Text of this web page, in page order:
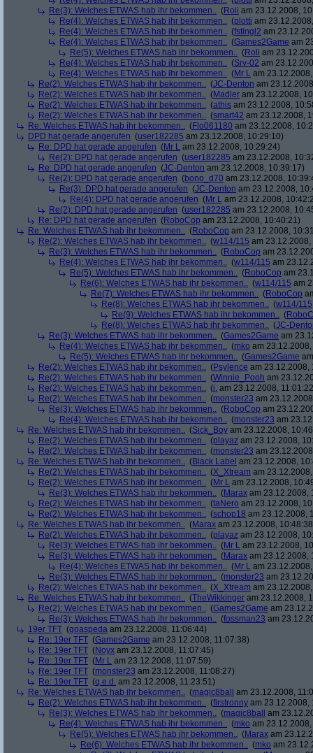
Re(3): Welches ETWAS hab ihr bekommen.. (Roli am 23.12.2008,
Re(4): Welches ETWAS hab ihr bekommen.. (plotti am
Re(4): Welches ETWAS hab ihr bekommen.. (fstingl2 am
Re(4): Welches ETWAS hab ihr bekommen.. (Games2Game am
Re(5): Welches ETWAS hab ihr bekommen.. (Roli am
Re(4): Welches ETWAS hab ihr bekommen.. (Srv-02 am
Re(4): Welches ETWAS hab ihr bekommen.. (Mr L am
Re(2): Welches ETWAS hab ihr bekommen.. (JC-Denton am
Re(2): Welches ETWAS hab ihr bekommen.. (Madler am 23.12.2008,
Re(2): Welches ETWAS hab ihr bekommen.. (athis am 23.12.2008,
Re(2): Welches ETWAS hab ihr bekommen.. (smart42 am 23.12.2008,
Re: Welches ETWAS hab ihr bekommen.. (Flo061180 am 23.12.2008,
DPD hat gerade angerufen (user182285 am 23.12.2008, 10:29:10)
Re: DPD hat gerade angerufen (Mr L am 23.12.2008, 10:29:24)
Re(2): DPD hat gerade angerufen (user182285 am 23.12.2008,
Re: DPD hat gerade angerufen (JC-Denton am 23.12.2008, 10:39:17)
Re(2): DPD hat gerade angerufen (bono_d70 am 23.12.2008,
Re(3): DPD hat gerade angerufen (JC-Denton am 23.12.2008,
Re(4): DPD hat gerade angerufen (Mr L am 23.12.2008,
Re(2): DPD hat gerade angerufen (user182285 am 23.12.2008,
Re: DPD hat gerade angerufen (RoboCop am 23.12.2008, 10:40:21)
Re: Welches ETWAS hab ihr bekommen.. (RoboCop am 23.12.2008,
Re(2): Welches ETWAS hab ihr bekommen.. (w114/115 am
Re(3): Welches ETWAS hab ihr bekommen.. (RoboCop am
Re(4): Welches ETWAS hab ihr bekommen.. (w114/115 am
Re(5): Welches ETWAS hab ihr bekommen.. (RoboCop am
Re(6): Welches ETWAS hab ihr bekommen.. (w114/115 am
Re(7): Welches ETWAS hab ihr bekommen.. (RoboCop
Re(8): Welches ETWAS hab ihr bekommen.. (w114/115
Re(9): Welches ETWAS hab ihr bekommen.. (
Re(8): Welches ETWAS hab ihr bekommen.. (JC-
Re(3): Welches ETWAS hab ihr bekommen.. (Games2Game am
Re(4): Welches ETWAS hab ihr bekommen.. (mko am
Re(5): Welches ETWAS hab ihr bekommen.. (Games2Game
Re(2): Welches ETWAS hab ihr bekommen.. (Psylence am 23.12.2008,
Re(2): Welches ETWAS hab ihr bekommen.. (Winnie_Pooh am
Re(2): Welches ETWAS hab ihr bekommen.. (j. am 23.12.2008,
Re(2): Welches ETWAS hab ihr bekommen.. (monster23 am
Re(3): Welches ETWAS hab ihr bekommen.. (RoboCop am
Re(4): Welches ETWAS hab ihr bekommen.. (monster23 am
Re: Welches ETWAS hab ihr bekommen.. (Sick_Boy am 23.12.2008,
Re(2): Welches ETWAS hab ihr bekommen.. (playaz am 23.12.2008,
Re(2): Welches ETWAS hab ihr bekommen.. (monster23 am
Re: Welches ETWAS hab ihr bekommen.. (Black Label am 23.12.2008,
Re(2): Welches ETWAS hab ihr bekommen.. (X_Xtream am
Re(2): Welches ETWAS hab ihr bekommen.. (Mr L am 23.12.2008,
Re(3): Welches ETWAS hab ihr bekommen.. (Marax am 23.12.2008,
Re(2): Welches ETWAS hab ihr bekommen.. (taNero am 23.12.2008,
Re(2): Welches ETWAS hab ihr bekommen.. (schop18 am 23.12.2008,
Re: Welches ETWAS hab ihr bekommen.. (Marax am 23.12.2008,
Re(2): Welches ETWAS hab ihr bekommen.. (playaz am 23.12.2008,
Re(3): Welches ETWAS hab ihr bekommen.. (Mr L am 23.12.2008,
Re(3): Welches ETWAS hab ihr bekommen.. (Marax am 23.12.2008,
Re(4): Welches ETWAS hab ihr bekommen.. (Mr L am
Re(3): Welches ETWAS hab ihr bekommen.. (monster23 am
Re(2): Welches ETWAS hab ihr bekommen.. (X_Xtream am
Re: Welches ETWAS hab ihr bekommen.. (TheWikkinger am 23.12.2008,
Re(2): Welches ETWAS hab ihr bekommen.. (Games2Game am
Re(3): Welches ETWAS hab ihr bekommen.. (fossman23 am
19er TFT (goaspeda am 23.12.2008, 11:06:44)
Re: 19er TFT (Games2Game am 23.12.2008, 11:07:38)
Re: 19er TFT (Noyx am 23.12.2008, 11:07:45)
Re: 19er TFT (Mr L am 23.12.2008, 11:07:59)
Re: 19er TFT (monster23 am 23.12.2008, 11:08:27)
Re: 19er TFT (q.e.d. am 23.12.2008, 11:23:51)
Re: Welches ETWAS hab ihr bekommen.. (magic8ball
am 23.12.2008,
Re(2): Welches ETWAS hab ihr bekommen.. (firstronny am 23.12.2008,
Re(3): Welches ETWAS hab ihr bekommen.. (magic8ball
am
Re(4): Welches ETWAS hab ihr bekommen.. (mko am
Re(5): Welches ETWAS hab ihr bekommen.. (Marax am
Re(6): Welches ETWAS hab ihr bekommen.. (mko am